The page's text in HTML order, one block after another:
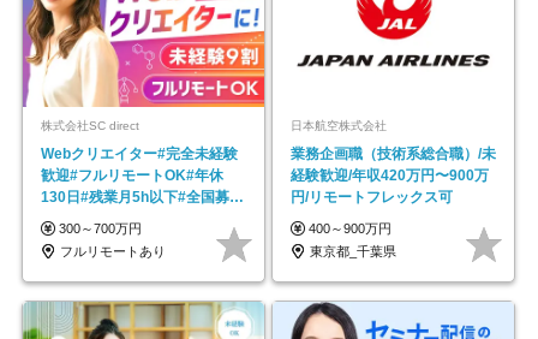
株式会社SC direct
Webクリエイター#完全未経験
歓迎#フルリモートOK#年休
130日#残業月5h以下#全国募集
#最大1年の研修
300～700万円
フルリモートあり
日本航空株式会社
業務企画職（技術系総合職）/未
経験歓迎/年収420万円〜900万
円/リモートフレックス可
400～900万円
東京都_千葉県